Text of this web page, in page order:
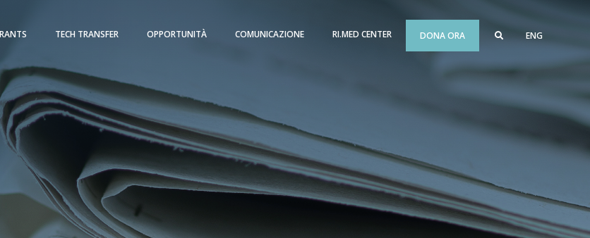
TECH TRANSFER OPPORTUNITÀ COMUNICAZIONE RI.MED CENTER DONA ORA ENG